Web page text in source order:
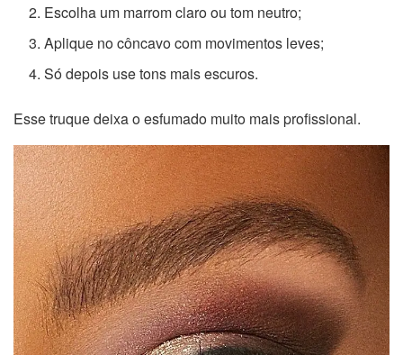
Escolha um marrom claro ou tom neutro;
Aplique no côncavo com movimentos leves;
Só depois use tons mais escuros.
Esse truque deixa o esfumado muito mais profissional.